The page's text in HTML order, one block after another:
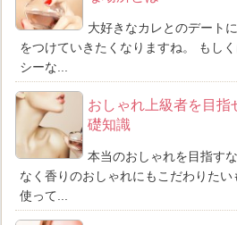
大好きなカレとのデート
をつけていきたくなりますね。 もし
シーな...
おしゃれ上級者を目指
礎知識
本当のおしゃれを目指す
なく香りのおしゃれにもこだわりた
使って...